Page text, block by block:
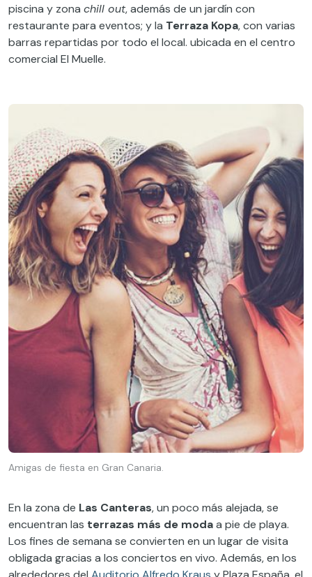
piscina y zona chill out, además de un jardín con
restaurante para eventos; y la Terraza Kopa, con varias
barras repartidas por todo el local. ubicada en el centro
comercial El Muelle.
Amigas de fiesta en Gran Canaria.
En la zona de Las Canteras, un poco más alejada, se
encuentran las terrazas más de modaa pie de playa.
Los fines de semana se convierten en un lugar de visita
obligada gracias a los conciertos en vivo. Además, en los